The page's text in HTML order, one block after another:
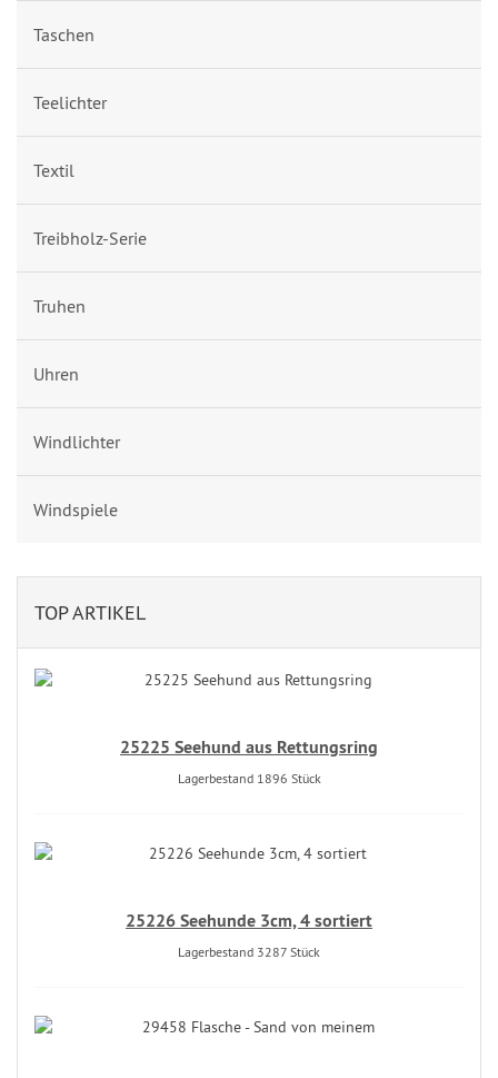
Taschen
Teelichter
Textil
Treibholz-Serie
Truhen
Uhren
Windlichter
Windspiele
TOP ARTIKEL
25225 Seehund aus Rettungsring
Lagerbestand 1896 Stück
25226 Seehunde 3cm, 4 sortiert
Lagerbestand 3287 Stück